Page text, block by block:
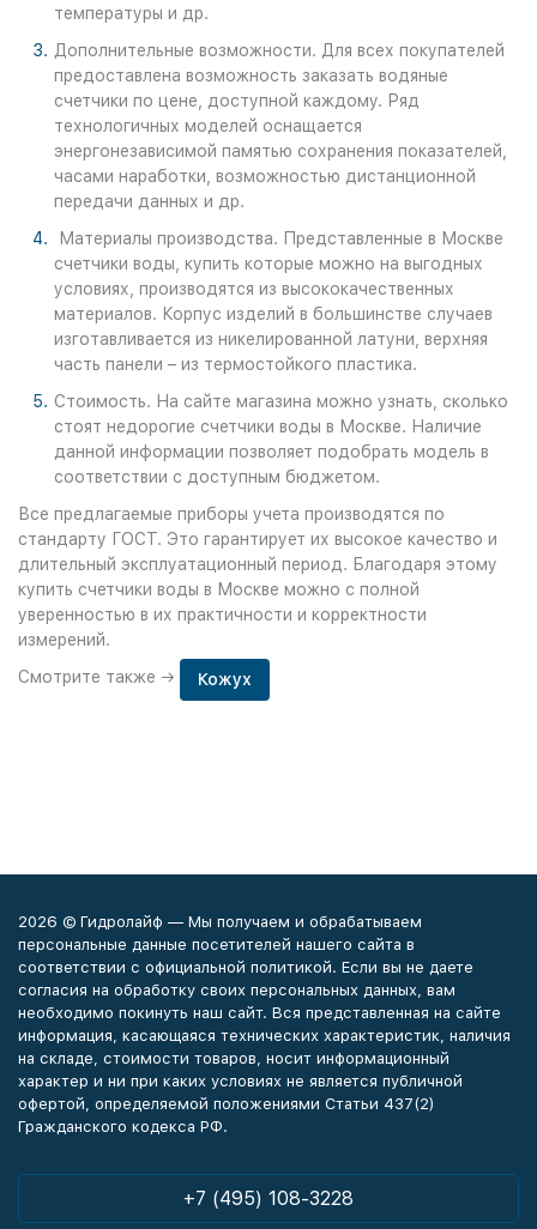
температуры и др.
Дополнительные возможности. Для всех покупателей
предоставлена возможность заказать водяные
счетчики по цене, доступной каждому. Ряд
технологичных моделей оснащается
энергонезависимой памятью сохранения показателей,
часами наработки, возможностью дистанционной
передачи данных и др.
Материалы производства. Представленные в Москве
счетчики воды, купить которые можно на выгодных
условиях, производятся из высококачественных
материалов. Корпус изделий в большинстве случаев
изготавливается из никелированной латуни, верхняя
часть панели – из термостойкого пластика.
Стоимость. На сайте магазина можно узнать, сколько
стоят недорогие счетчики воды в Москве. Наличие
данной информации позволяет подобрать модель в
соответствии с доступным бюджетом.
Все предлагаемые приборы учета производятся по
стандарту ГОСТ. Это гарантирует их высокое качество и
длительный эксплуатационный период. Благодаря этому
купить счетчики воды в Москве можно с полной
уверенностью в их практичности и корректности
измерений.
Смотрите также →
Кожух
2026 © Гидролайф — Мы получаем и обрабатываем
персональные данные посетителей нашего сайта в
соответствии с официальной политикой. Если вы не даете
согласия на обработку своих персональных данных, вам
необходимо покинуть наш сайт. Вся представленная на сайте
информация, касающаяся технических характеристик, наличия
на складе, стоимости товаров, носит информационный
характер и ни при каких условиях не является публичной
офертой, определяемой положениями Статьи 437(2)
Гражданского кодекса РФ.
+7 (495) 108-3228